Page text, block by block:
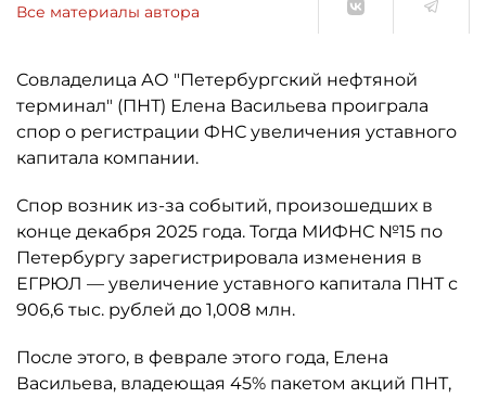
Все материалы автора
Совладелица АО "Петербургский нефтяной
терминал" (ПНТ) Елена Васильева проиграла
спор о регистрации ФНС увеличения уставного
капитала компании.
Спор возник из-за событий, произошедших в
конце декабря 2025 года. Тогда МИФНС №15 по
Петербургу зарегистрировала изменения в
ЕГРЮЛ — увеличение уставного капитала ПНТ с
906,6 тыс. рублей до 1,008 млн.
После этого, в феврале этого года, Елена
Васильева, владеющая 45% пакетом акций ПНТ,